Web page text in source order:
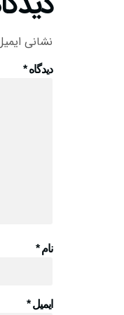
نشانی
دیدگاه*
نام*
ایمیل*